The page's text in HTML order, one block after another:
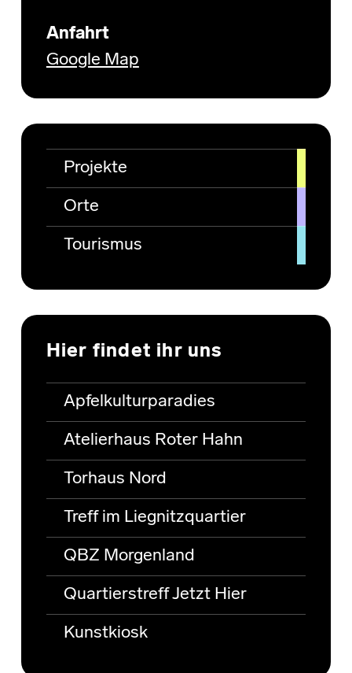
Anfahrt
Google Map
Projekte
Orte
Tourismus
Hier findet ihr uns
Apfelkulturparadies
Atelierhaus Roter Hahn
Torhaus Nord
Treff im Liegnitzquartier
QBZ Morgenland
Quartierstreff Jetzt Hier
Kunstkiosk